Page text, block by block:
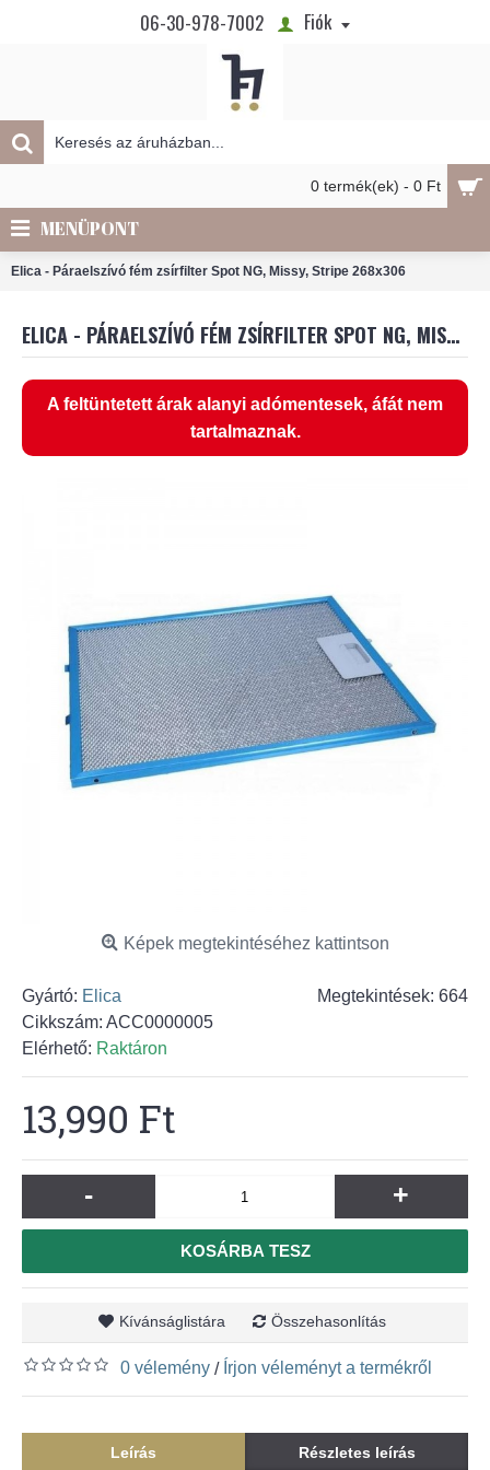
06-30-978-7002 Fiók
0 termék(ek) - 0 Ft
MENÜPONT
Elica - Páraelszívó fém zsírfilter Spot NG, Missy, Stripe 268x306
ELICA - PÁRAELSZÍVÓ FÉM ZSÍRFILTER SPOT NG, MISSY, STRIPE 268X306
A feltüntetett árak alanyi adómentesek, áfát nem
tartalmaznak.
Képek megtekintéséhez kattintson
Megtekintések: 664
Gyártó: Elica
Cikkszám: ACC0000005
Elérhető: Raktáron
13,990 Ft
- +
KOSÁRBA TESZ
Kívánságlistára Összehasonlítás
0 vélemény / Írjon véleményt a termékről
Leírás Részletes leírás